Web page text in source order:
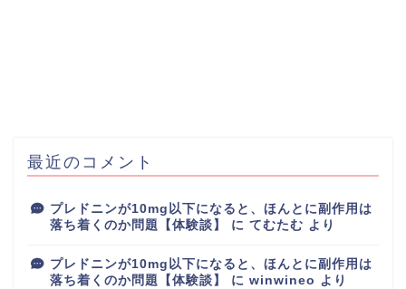
最近のコメント
プレドニンが10mg以下になると、ほんとに副作用は
落ち着くのか問題【体験談】
に てむたむ より
プレドニンが10mg以下になると、ほんとに副作用は
落ち着くのか問題【体験談】
に winwineo より